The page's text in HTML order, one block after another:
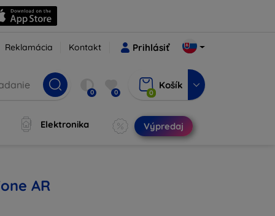
Reklamácia Kontakt Prihlásiť
0 0 0
Košík
Elektronika Výpredaj
AR